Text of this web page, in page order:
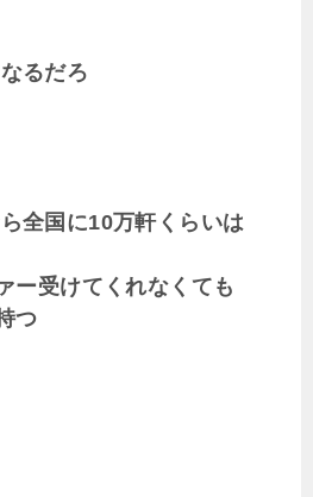
るだろ
全国に10万軒くらいは
ー受けてくれなくても
つ